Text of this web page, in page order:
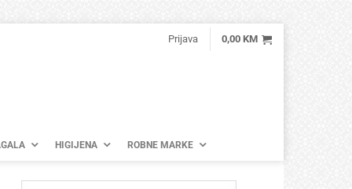
Prijava 0,00 KM
HIGIJENA ROBNE MARKE